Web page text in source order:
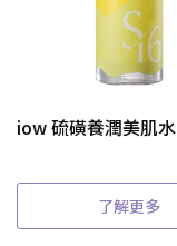
iow 硫磺養潤美肌水
了解更多